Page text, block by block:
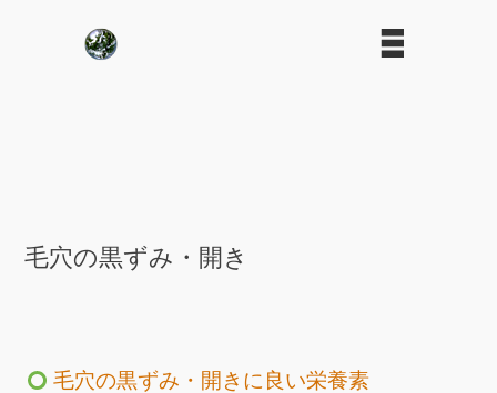
毛穴の黒ずみ・開き
毛穴の黒ずみ・開きに良い栄養素